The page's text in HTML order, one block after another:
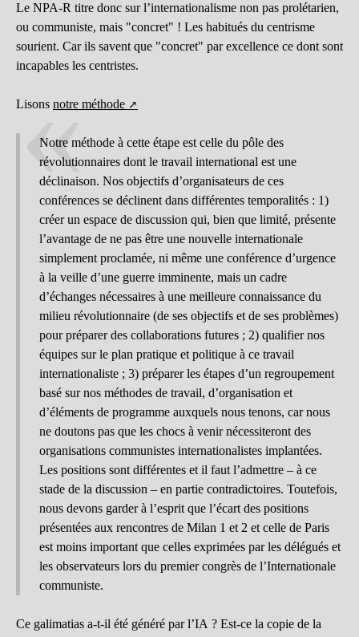
Le NPA-R titre donc sur l’internationalisme non pas prolétarien,
ou communiste, mais "concret" ! Les habitués du centrisme
sourient. Car ils savent que "concret" par excellence ce dont sont
incapables les centristes.
Lisons notre méthode
Notre méthode à cette étape est celle du pôle des
révolutionnaires dont le travail international est une
déclinaison. Nos objectifs d’organisateurs de ces
conférences se déclinent dans différentes temporalités : 1)
créer un espace de discussion qui, bien que limité, présente
l’avantage de ne pas être une nouvelle internationale
simplement proclamée, ni même une conférence d’urgence
à la veille d’une guerre imminente, mais un cadre
d’échanges nécessaires à une meilleure connaissance du
milieu révolutionnaire (de ses objectifs et de ses problèmes)
pour préparer des collaborations futures ; 2) qualifier nos
équipes sur le plan pratique et politique à ce travail
internationaliste ; 3) préparer les étapes d’un regroupement
basé sur nos méthodes de travail, d’organisation et
d’éléments de programme auxquels nous tenons, car nous
ne doutons pas que les chocs à venir nécessiteront des
organisations communistes internationalistes implantées.
Les positions sont différentes et il faut l’admettre – à ce
stade de la discussion – en partie contradictoires. Toutefois,
nous devons garder à l’esprit que l’écart des positions
présentées aux rencontres de Milan 1 et 2 et celle de Paris
est moins important que celles exprimées par les délégués et
les observateurs lors du premier congrès de l’Internationale
communiste.
Ce galimatias a-t-il été généré par l’IA ? Est-ce la copie de la